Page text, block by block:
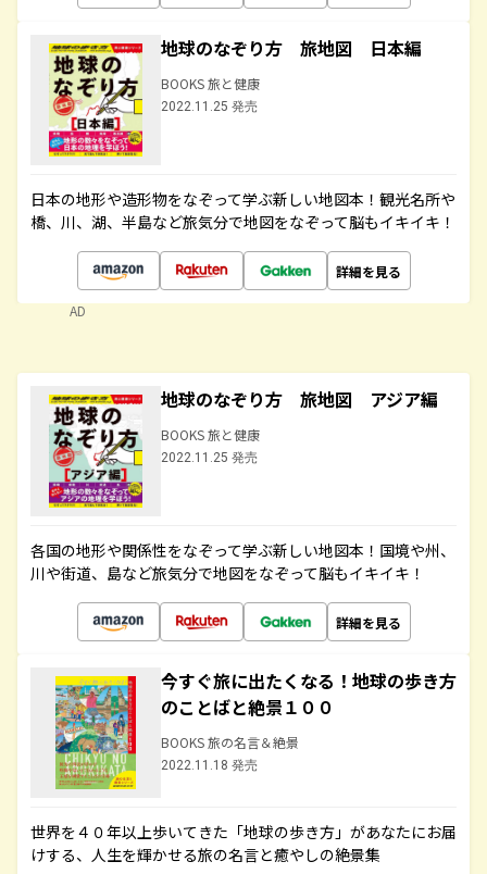
地球のなぞり方 旅地図 日本編
BOOKS 旅と健康
2022.11.25 発売
日本の地形や造形物をなぞって学ぶ新しい地図本！観光名所や
橋、川、湖、半島など旅気分で地図をなぞって脳もイキイキ！
詳細を見る
AD
地球のなぞり方 旅地図 アジア編
BOOKS 旅と健康
2022.11.25 発売
各国の地形や関係性をなぞって学ぶ新しい地図本！国境や州、
川や街道、島など旅気分で地図をなぞって脳もイキイキ！
詳細を見る
今すぐ旅に出たくなる！地球の歩き方
のことばと絶景１００
BOOKS 旅の名言＆絶景
2022.11.18 発売
世界を４０年以上歩いてきた「地球の歩き方」があなたにお届
けする、人生を輝かせる旅の名言と癒やしの絶景集